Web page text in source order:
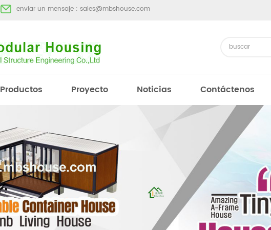
enviar un mensaje : sales@mbshouse.com
Productos Proyecto Noticias Contáctenos